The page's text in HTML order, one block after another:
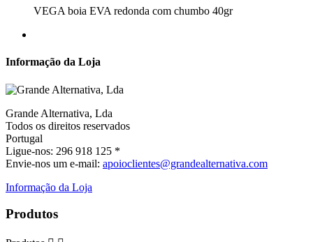
VEGA boia EVA redonda com chumbo 40gr
Informação da Loja
Grande Alternativa, Lda
Todos os direitos reservados
Portugal
Ligue-nos: 296 918 125 *
Envie-nos um e-mail: apoioclientes@grandealternativa.com
Informação da Loja
Produtos